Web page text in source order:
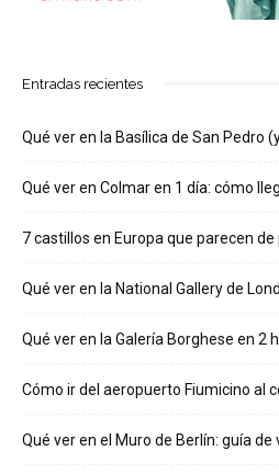
Entradas recientes
Qué ver en la Basílica de San Pedro
Qué ver en Colmar en 1 día: cómo
7 castillos en Europa que parecen de
Qué ver en la National Gallery de
Qué ver en la Galería Borghese en 2
Cómo ir del aeropuerto Fiumicino al
Qué ver en el Muro de Berlín: guía